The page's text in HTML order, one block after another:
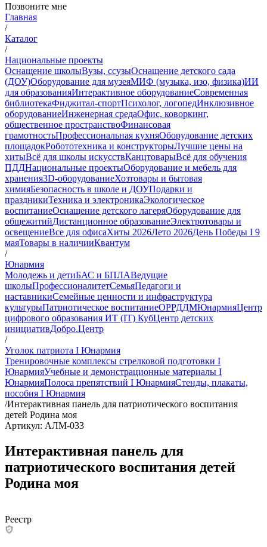
Позвоните мне
Главная
/
Каталог
/
Национальные проекты
Оснащение школыВузы, ссузыОснащение детского сада
(ДОУ)Оборудование для музеяМИФ (музыка, изо, физика)ИИ
для образованияИнтерактивное оборудованиеСовременная
библиотекаФиджитал-спортПсихолог, логопедИнклюзивное
оборудованиеИнженерная средаОфис, коворкинг,
общественное пространствоФинансовая
грамотностьПрофессиональная кухняОборудование детских
площадокРобототехника и конструкторыЛучшие цены на
хитыВсё для школы искусствКанцтоварыВсё для обучения
ПДДНациональные проектыОборудование и мебель для
хранения3D-оборудованиеХозтовары и бытовая
химияБезопасность в школе и ДОУПодарки и
праздникиТехника и электроникаЭкологическое
воспитаниеОснащение детского лагеряОборудование для
общежитийДистанционное образованиеЭлектротовары и
освещениеВсе для офисаХиты 2026Лето 2026День Победы I 9
маяТовары в наличииКвантум
/
Юнармия
Молодежь и детиБАС и БПЛАВедущие
школыПрофессионалитетСемьяПедагоги и
наставникиСемейные ценности и инфраструктура
культурыПатриотическое воспитаниеОРРДДМЮнармияЦентр
цифрового образования ИТ (IT) КубЦентр детских
инициативДобро.Центр
/
Уголок патриота I Юнармия
Тренировочные комплексы стрелковой подготовки I
ЮнармияУчебные и демонстрационные материалы I
ЮнармияПолоса препятствий I ЮнармияСтенды, плакаты,
пособия I Юнармия
/Интерактивная панель для патриотического воспитания
детей Родина моя
Артикул: АЛМ-033
Интерактивная панель для
патриотического воспитания детей
Родина моя
Реестр